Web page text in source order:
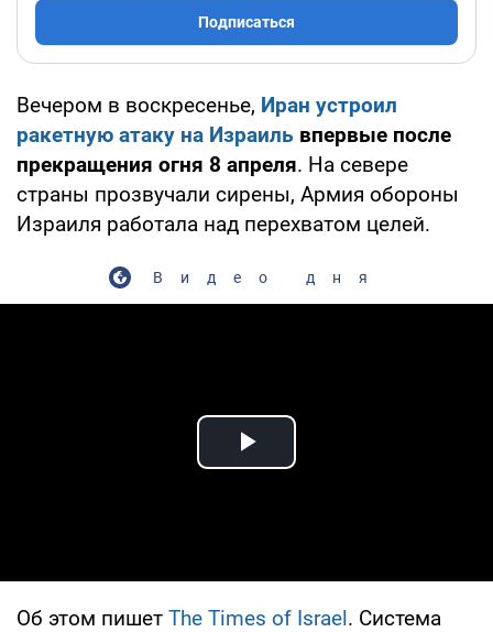
Подписаться
Вечером в воскресенье, Иран устроил
ракетную атаку на Израиль впервые после
прекращения огня 8 апреля. На севере
страны прозвучали сирены, Армия обороны
Израиля работала над перехватом целей.
Видео дня
Play Video
Об этом пишет The Times of Israel. Система